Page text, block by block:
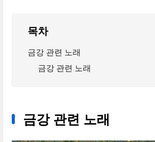
목차
금강 관련 노래
금강 관련 노래
금강 관련 노래